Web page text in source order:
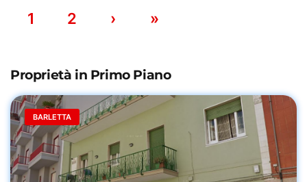
1 2 › »
Proprietà in Primo Piano
BARLETTA